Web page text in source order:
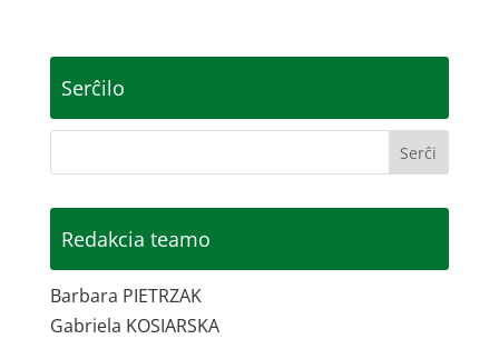
Serĉilo
Redakcia teamo
Barbara PIETRZAK
Gabriela KOSIARSKA